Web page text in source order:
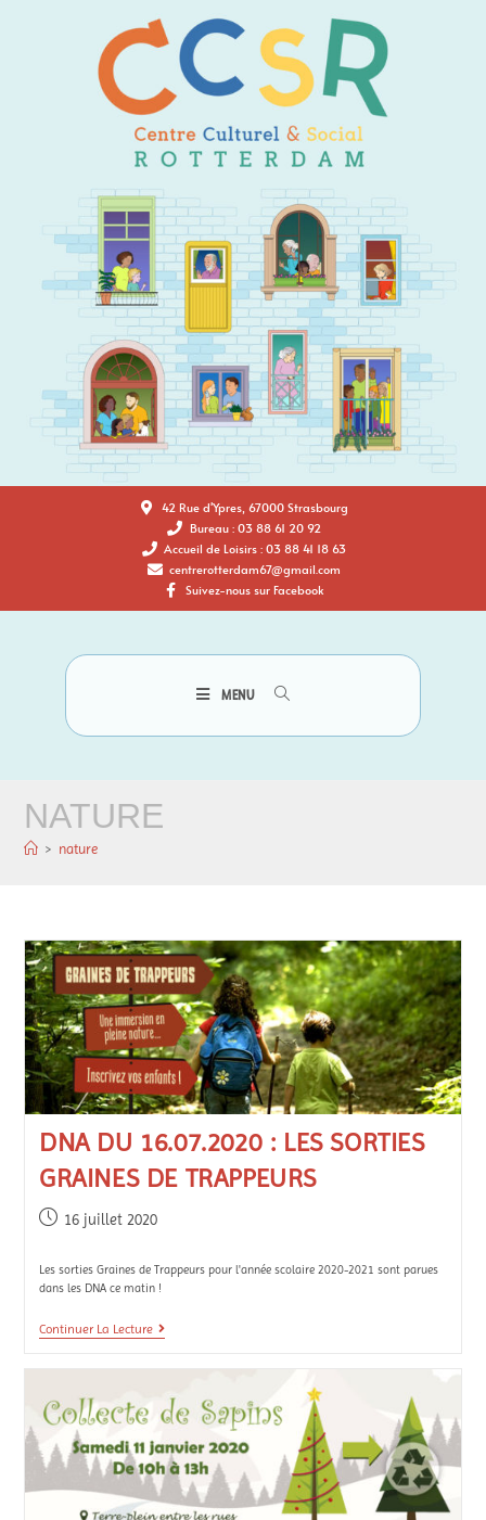
42 Rue d'Ypres, 67000 Strasbourg
Bureau : 03 88 61 20 92
Accueil de Loisirs : 03 88 41 18 63
centrerotterdam67@gmail.com
Suivez-nous sur Facebook
MENU
NATURE
> nature
DNA DU 16.07.2020 : LES SORTIES
GRAINES DE TRAPPEURS
16 juillet 2020
Les sorties Graines de Trappeurs pour l'année scolaire 2020-2021 sont parues
dans les DNA ce matin !
Continuer La Lecture